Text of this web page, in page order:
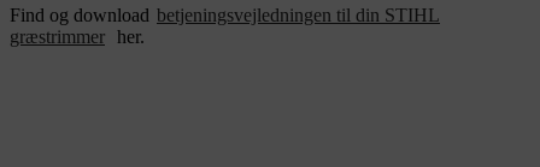
Find og download betjeningsvejledningen til din STIHL
græstrimmer her.